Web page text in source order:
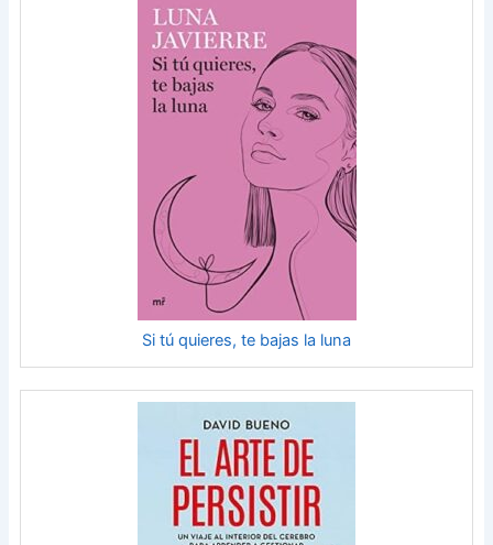
Si tú quieres, te bajas la luna